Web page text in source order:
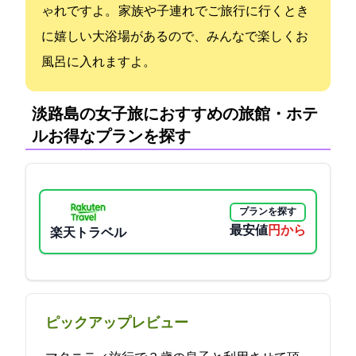
ゃれですよ。 家族や子連れでご旅行に行くとき
に嬉しい大浴場があるので、みんなで楽しくお
風呂に入れますよ。
淡路島の女子旅におすすめの旅館・ホテ
ル:お得なプランを探す
楽天トラベル
プランを探す
最安値6050円から
ピックアップレビュー